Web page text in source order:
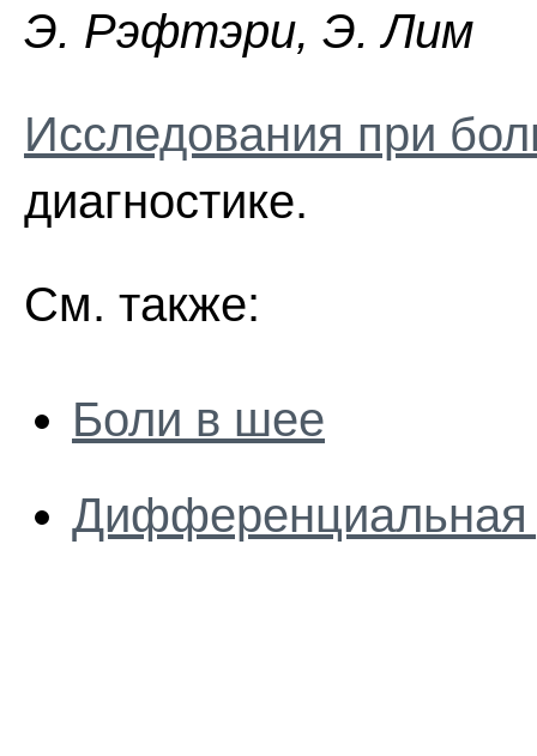
Э. Pэфтэpи, Э. Лим
Исследования при
диагностике.
См. также:
Боли в шее
Дифференциальная